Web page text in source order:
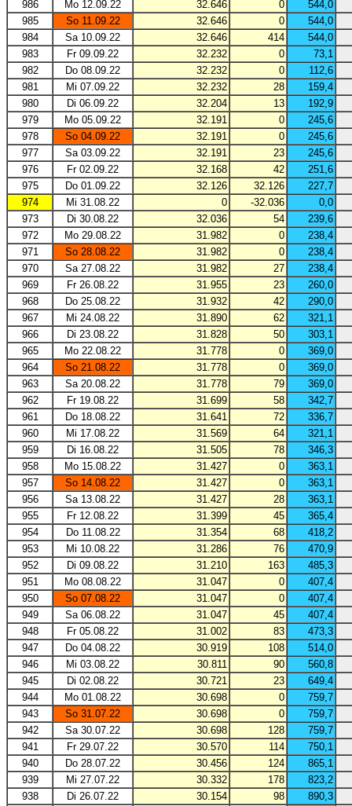
986 Mo 12.09.22 32.646 0
544,0
985
So 11.09.22 32.646 0
544,0
984
Sa 10.09.22 32.646 414
544,0
983
Fr 09.09.22 32.232 0
73,1
982
Do 08.09.22 32.232 0
112,6
981
Mi 07.09.22 32.232 28
159,4
980
Di 06.09.22 32.204 13
192,9
979
Mo 05.09.22 32.191 0
245,6
978
So 04.09.22 32.191 0
245,6
977
Sa 03.09.22 32.191 23
245,6
976
Fr 02.09.22 32.168 42
251,6
975
Do 01.09.22 32.126 32.126
227,7
974
Mi 31.08.22 0 -32.036
0,0
973
Di 30.08.22 32.036 54
239,6
972
Mo 29.08.22 31.982 0
238,4
971
So 28.08.22 31.982 0
238,4
970
Sa 27.08.22 31.982 27
238,4
969
Fr 26.08.22 31.955 23
260,0
968
Do 25.08.22 31.932 42
290,0
967
Mi 24.08.22 31.890 62
321,1
966
Di 23.08.22 31.828 50
303,1
965
Mo 22.08.22 31.778 0
369,0
964
So 21.08.22 31.778 0
369,0
963
Sa 20.08.22 31.778 79
369,0
962
Fr 19.08.22 31.699 58
342,7
961
Do 18.08.22 31.641 72
336,7
960
Mi 17.08.22 31.569 64
321,1
959
Di 16.08.22 31.505 78
346,3
958
Mo 15.08.22 31.427 0
363,1
957
So 14.08.22 31.427 0
363,1
956
Sa 13.08.22 31.427 28
363,1
955
Fr 12.08.22 31.399 45
365,4
954
Do 11.08.22 31.354 68
418,2
953
Mi 10.08.22 31.286 76
470,9
952
Di 09.08.22 31.210 163
485,3
951
Mo 08.08.22 31.047 0
407,4
950
So 07.08.22 31.047 0
407,4
949
Sa 06.08.22 31.047 45
407,4
948
Fr 05.08.22 31.002 83
473,3
947
Do 04.08.22 30.919 108
514,0
946
Mi 03.08.22 30.811 90
560,8
945
Di 02.08.22 30.721 23
649,4
944
Mo 01.08.22 30.698 0
759,7
943
So 31.07.22 30.698 0
759,7
942
Sa 30.07.22 30.698 128
759,7
941
Fr 29.07.22 30.570 114
750,1
940
Do 28.07.22 30.456 124
865,1
939
Mi 27.07.22 30.332 178
823,2
938
Di 26.07.22 30.154 98
890,3